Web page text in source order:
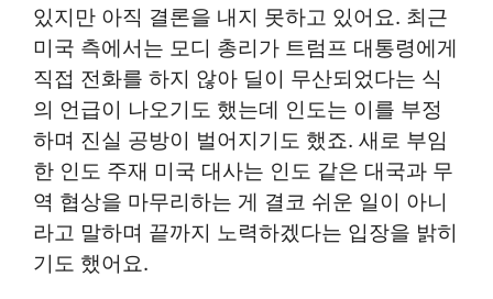
있지만 아직 결론을 내지 못하고 있어요. 최근
미국 측에서는 모디 총리가 트럼프 대통령에게
직접 전화를 하지 않아 딜이 무산되었다는 식
의 언급이 나오기도 했는데 인도는 이를 부정
하며 진실 공방이 벌어지기도 했죠. 새로 부임
한 인도 주재 미국 대사는 인도 같은 대국과 무
역 협상을 마무리하는 게 결코 쉬운 일이 아니
라고 말하며 끝까지 노력하겠다는 입장을 밝히
기도 했어요.